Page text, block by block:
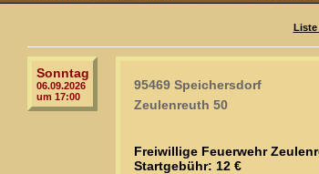
Liste
Sonntag
06.09.2026
um 17:00
95469 Speichersdorf
Zeulenreuth 50
Freiwillige Feuerwehr
Startgebühr: 12 €